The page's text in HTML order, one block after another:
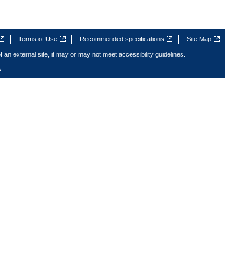
Terms of Use Recommended specifications Site Map
an external site, it may or may not meet accessibility guidelines.